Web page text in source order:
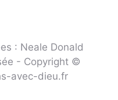
: Neale Donald
- Copyright ©
avec-dieu.fr